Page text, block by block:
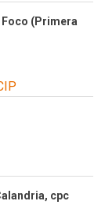
Foco (Primera
cpc